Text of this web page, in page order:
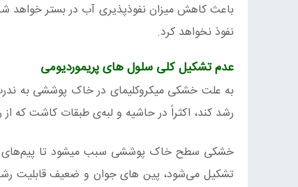
باعث کاهش میزان نفوذپذیری آب در بستر
نفوذ نخواهد کرد.
عدم تشکیل کلی سلول های پریموردیومی
به علت خشکی میکروکلیمای در خاک ‌پوششی به
رشد کند، اکثراً در حاشیه و لبه‌ی طبقات کاشت که
خشکی سطح خاک پوششی سبب میشود تا پیم‌های
تشکیل می‌شود، پین های جوان و ضعیف قابلیت